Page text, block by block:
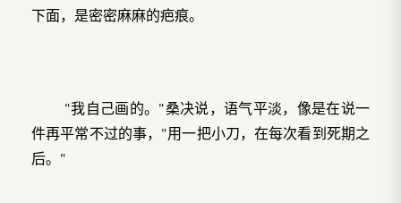
下面，是密密麻麻的疤痕。
"我自己画的。"桑决说，语气平淡，像是在说一
件再平常不过的事，"用一把小刀，在每次看到死期之
后。"